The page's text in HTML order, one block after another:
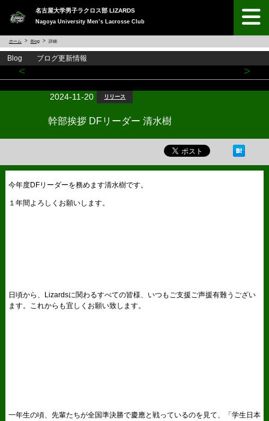
名古屋大学男子ラクロス部 LIZARDS
Nagoya University Men’s Lacrosse Club
ホーム Blog 詳細
Blog ブログ更新情報
< >
2024-11-20 リリース
幹部挨拶 DFリーダー 清水樹
今年度DFリーダーを務めます清水樹です。
１年間よろしくお願いします。
日頃から、Lizardsに関わるすべての皆様、いつもご支援ご声援有難うござい
ます。これからも宜しくお願い致します。
一年生の頃、先輩たちが全国準決勝で慶應と戦っているのを見て、「学生日本